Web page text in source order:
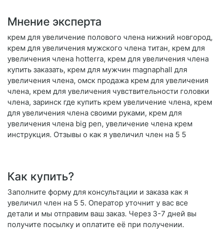
Мнение эксперта
крем для увеличение полового члена нижний новгород,
крем для увеличения мужского члена титан, крем для
увеличения члена hotterra, крем для увеличения члена
купить заказать, крем для мужчин magnaphall для
увеличения члена, омск продажа крем для увеличения
члена, крем для увеличения чувствительности головки
члена, заринск где купить крем увеличение члена, крем
для увеличения члена своими руками, крем для
увеличения члена big pen, увеличение члена крем
инструкция. Отзывы о как я увеличил член на 5 5
Как купить?
Заполните форму для консультации и заказа как я
увеличил член на 5 5. Оператор уточнит у вас все
детали и мы отправим ваш заказ. Через 3-7 дней вы
получите посылку и оплатите её при получении.